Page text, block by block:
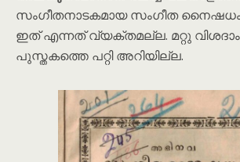
സംഗീതനാടകമായ സംഗീത
ഇത് എന്നത് വ്യക്തമല്ല. മറ്റു
പുസ്തകത്തെ പറ്റി അറിയില്ല.